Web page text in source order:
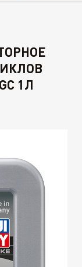
1Л